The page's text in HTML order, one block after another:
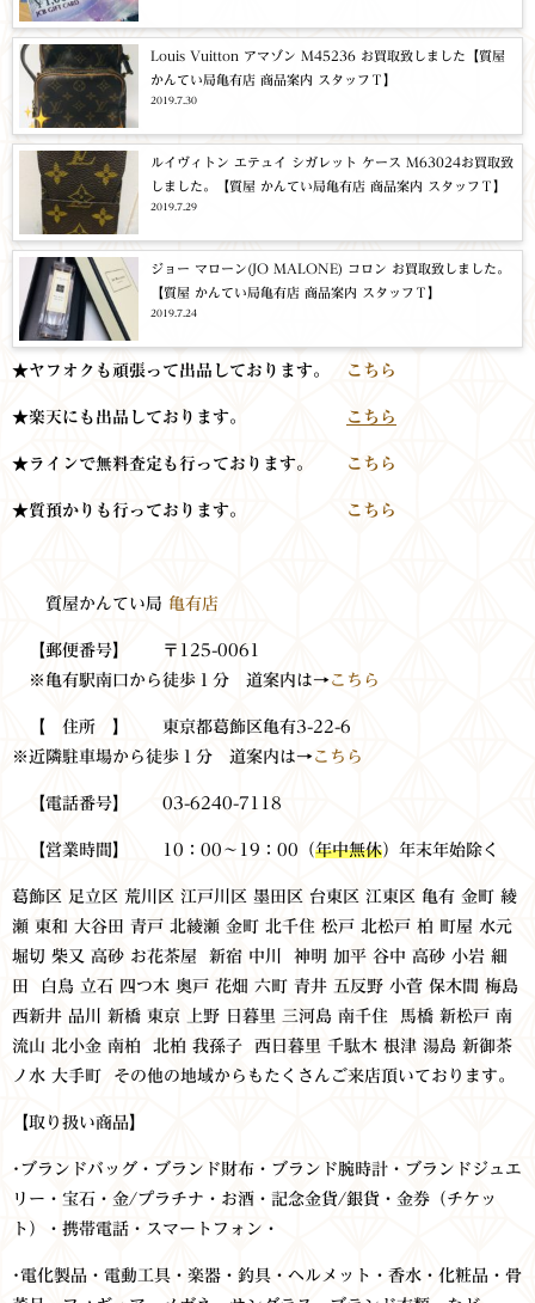
Louis Vuitton アマゾン M45236 お買取致しました【質屋
かんてい局亀有店 商品案内 スタッフＴ】
2019.7.30
ルイヴィトン エテュイ シガレット ケース M63024お買取致
しました。【質屋 かんてい局亀有店 商品案内 スタッフＴ】
2019.7.29
ジョー マローン(JO MALONE) コロン お買取致しました。
【質屋 かんてい局亀有店 商品案内 スタッフＴ】
2019.7.24
★ヤフオクも頑張って出品しております。 こちら
★楽天にも出品しております。 こちら
★ラインで無料査定も行っております。 こちら
★質預かりも行っております。 こちら
質屋かんてい局 亀有店
【郵便番号】 〒125-0061
※亀有駅南口から徒歩１分 道案内は→こちら
【 住所 】 東京都葛飾区亀有3-22-6
※近隣駐車場から徒歩１分 道案内は→こちら
【電話番号】 03-6240-7118
【営業時間】 10：00～19：00（年中無休）年末年始除く
葛飾区 足立区 荒川区 江戸川区 墨田区 台東区 江東区 亀有 金町 綾
瀬 東和 大谷田 青戸 北綾瀬 金町 北千住 松戸 北松戸 柏 町屋 水元
堀切 柴又 高砂 お花茶屋 新宿 中川 神明 加平 谷中 高砂 小岩 細
田 白鳥 立石 四つ木 奥戸 花畑 六町 青井 五反野 小菅 保木間 梅島
西新井 品川 新橋 東京 上野 日暮里 三河島 南千住 馬橋 新松戸 南
流山 北小金 南柏 北柏 我孫子 西日暮里 千駄木 根津 湯島 新御茶
ノ水 大手町 その他の地域からもたくさんご来店頂いております。
【取り扱い商品】
･ブランドバッグ・ブランド財布・ブランド腕時計・ブランドジュエ
リー・宝石・金/プラチナ・お酒・記念金貨/銀貨・金券（チケッ
ト）・携帯電話・スマートフォン・
･電化製品・電動工具・楽器・釣具・ヘルメット・香水・化粧品・骨